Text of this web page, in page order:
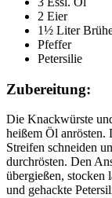
2 Eier
1½ Liter
Pfeffer
Petersilie
Zubereitung:
Die Knackwürste
heißem Öl anrös­ten.
Streifen schneiden
durchrösten. Den
übergießen, stocken
und gehackte